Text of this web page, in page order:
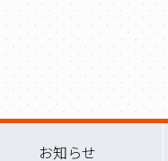
お知らせ